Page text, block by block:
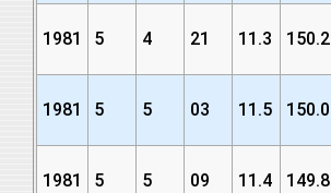
1981 5 4 21 11.3 150.2
1981 5 5 03 11.5 150.0
1981 5 5 09 11.4 149.8